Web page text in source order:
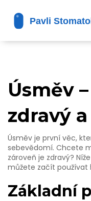
Úsměv
zdravý
Úsměv je první věc,
sebevědomí. Chcete
zároveň je zdravý?
můžete začít používat
Základní